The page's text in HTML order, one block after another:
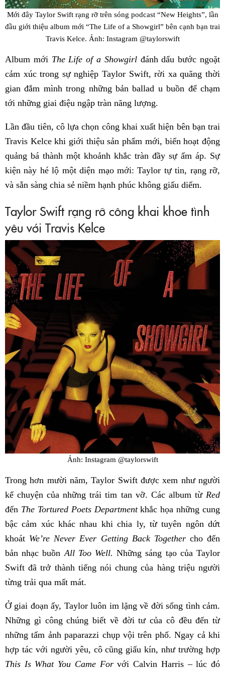
Mới đây Taylor Swift rạng rỡ trên sóng podcast “New Heights”, lần
đầu giới thiệu album mới “The Life of a Showgirl” bên cạnh bạn trai
Travis Kelce. Ảnh: Instagram @taylorswift
Album mới The Life of a Showgirlđánh dấu bước ngoặt
cảm xúc trong sự nghiệp Taylor Swift, rời xa quãng thời
gian đắm mình trong những bản ballad u buồn để chạm
tới những giai điệu ngập tràn năng lượng.
Lần đầu tiên, cô lựa chọn công khai xuất hiện bên bạn trai
Travis Kelce khi giới thiệu sản phẩm mới, biến hoạt động
quảng bá thành một khoảnh khắc tràn đầy sự ấm áp. Sự
kiện này hé lộ một diện mạo mới: Taylor tự tin, rạng rỡ,
và sẵn sàng chia sẻ niềm hạnh phúc không giấu diếm.
Taylor Swift rạng rỡ công khai khoe tình
yêu với Travis Kelce
Ảnh: Instagram @taylorswift
Trong hơn mười năm, Taylor Swift được xem như người
kể chuyện của những trái tim tan vỡ. Các album từ Red
đến The Tortured Poets Departmentkhắc họa những cung
bậc cảm xúc khác nhau khi chia ly, từ tuyên ngôn dứt
khoát We’re Never Ever Getting Back Together cho đến
bản nhạc buồnAll Too Well. Những sáng tạo của Taylor
Swift đã trở thành tiếng nói chung của hàng triệu người
từng trải qua mất mát.
Ở giai đoạn ấy, Taylor luôn im lặng về đời sống tình cảm.
Những gì công chúng biết về đời tư của cô đều đến từ
những tấm ảnh paparazzi chụp vội trên phố. Ngay cả khi
hợp tác với người yêu, cô cũng giấu kín, như trường hợp
This Is What You Came Forvới Calvin Harris – lúc đó